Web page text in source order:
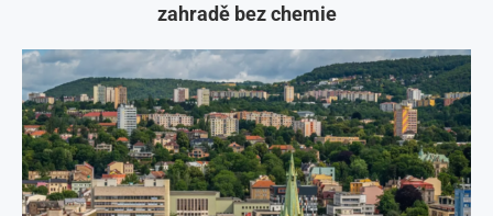
zahradě bez chemie